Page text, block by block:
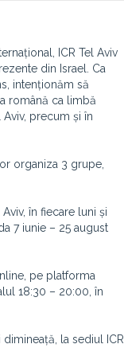
ICR Tel Aviv
din Israel. Ca
intenționăm să
română ca limbă
precum și în
organiza 3 grupe,
în fiecare luni și
7 iunie – 25 august
pe platforma
18:30 – 20:00, în
la sediul ICR